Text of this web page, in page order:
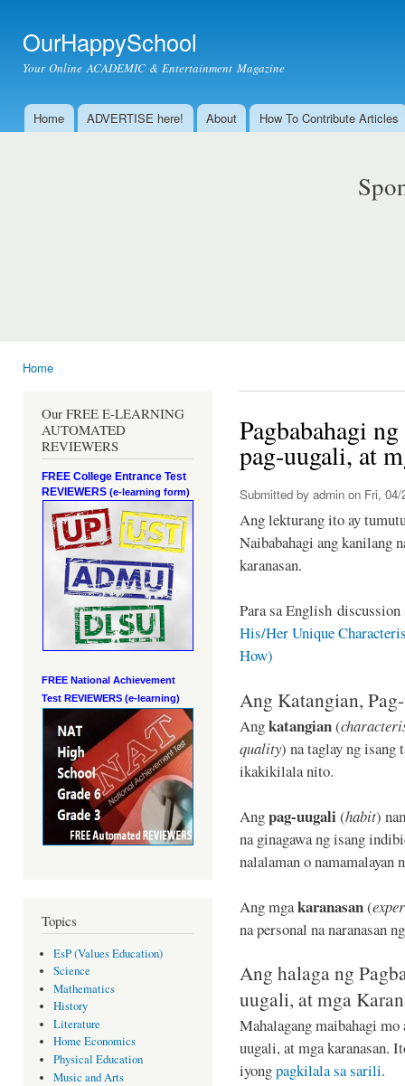
OurHappySchool
Your Online ACADEMIC & Entertainment Magazine
Main menu
Home ADVERTISE here! About How To Contribute Articles
Home
Our FREE E-LEARNING
AUTOMATED
REVIEWERS
FREE College Entrance Test
REVIEWERS (e-learning form)
FREE National Achievement
Test REVIEWERS (e-learning)
Topics
EsP (Values Education)
Science
Mathematics
History
Literature
Home Economics
Physical Education
Music and Arts
Pagbabahagi
pag-uugali, at
Submitted by admin on Fri, 04/
Ang lekturang ito ay
Naibabahagi ang kanilang
karanasan.
Para sa English
His/Her Unique
How)
Ang Katangian,
Angkatangian(
quality) na taglay ng isang
ikakikilala nito.
Angpag-uugali(habit)
na ginagawa ng isang
nalalaman o namamalayan
Ang mgakaranasan(
na personal na naranasan
Ang halaga ng
uugali, at mga
Mahalagang maibahagi
uugali, at mga karanasan.
iyongpagkilala sa sarili.